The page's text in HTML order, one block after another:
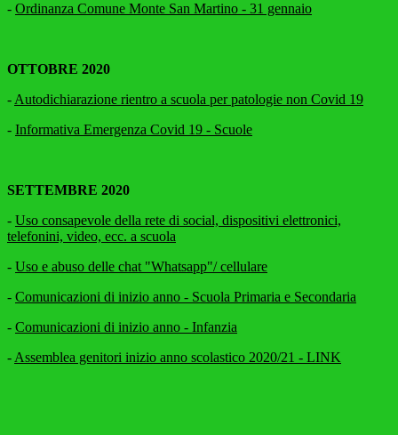
- Ordinanza Comune Monte San Martino - 31 gennaio
OTTOBRE 2020
- Autodichiarazione rientro a scuola per patologie non Covid 19
- Informativa Emergenza Covid 19 - Scuole
SETTEMBRE 2020
- Uso consapevole della rete di social, dispositivi elettronici,
telefonini, video, ecc. a scuola
- Uso e abuso delle chat "Whatsapp"/ cellulare
- Comunicazioni di inizio anno - Scuola Primaria e Secondaria
- Comunicazioni di inizio anno - Infanzia
- Assemblea genitori inizio anno scolastico 2020/21 - LINK